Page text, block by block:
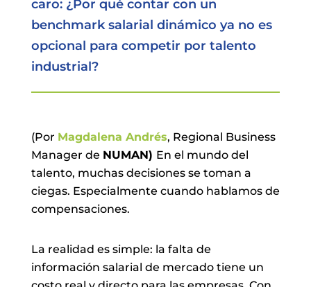
caro: ¿Por qué contar con un
benchmark salarial dinámico ya no es
opcional para competir por talento
industrial?
(Por Magdalena Andrés, Regional Business
Manager de NUMAN) En el mundo del
talento, muchas decisiones se toman a
ciegas. Especialmente cuando hablamos de
compensaciones.
La realidad es simple: la falta de
información salarial de mercado tiene un